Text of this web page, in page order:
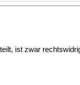
ist zwar